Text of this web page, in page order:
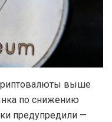
выше
по снижению
предупредили —